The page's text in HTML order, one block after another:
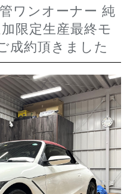
限定生産最終モ
成約頂きました